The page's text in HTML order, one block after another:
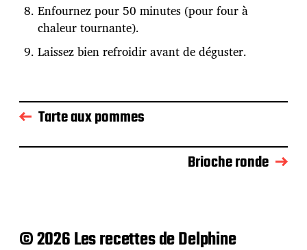
Enfournez pour 50 minutes (pour four à
chaleur tournante).
Laissez bien refroidir avant de déguster.
Tarte aux pommes
Brioche ronde
© 2026 Les recettes de Delphine